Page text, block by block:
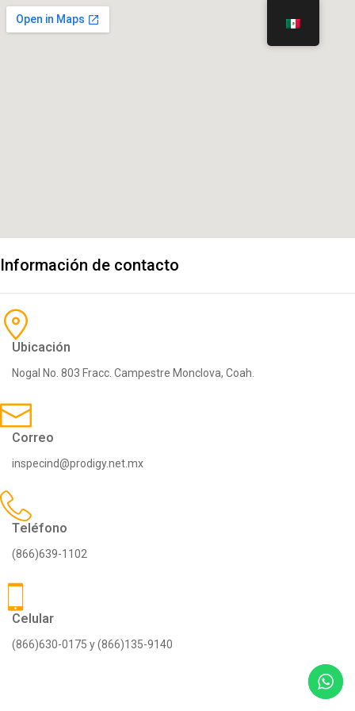
Información de contacto
Ubicación
Nogal No. 803 Fracc. Campestre Monclova, Coah.
Correo
inspecind@prodigy.net.mx
Teléfono
(866)639-1102
Celular
(866)630-0175 y (866)135-9140